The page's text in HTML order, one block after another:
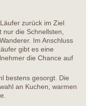
zurück im Ziel
die Schnellsten,
Im Anschluss
gibt es eine
die Chance auf
bestens gesorgt. Die
an Kuchen, warmen